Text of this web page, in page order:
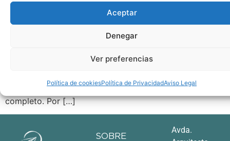
Aceptar
Denegar
Ver preferencias
Política de cookiesPolítica de PrivacidadAviso Legal
Tuve el placer de ser entrevistada por Alejandra
Rodríguez, asesora de finanzas personales, en su canal
Raitit Finanzas. Estuvimos hablando acerca de
dinero: compras compulsivas, autocontrol, creencias,
de Alejandra para que puedas ver la entrevista al
completo. Por […]
SOBRE
Avda.